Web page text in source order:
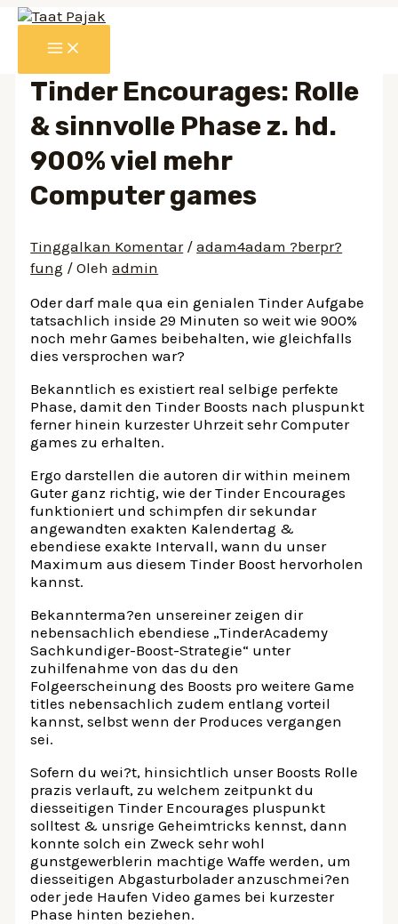
Lewati
kontenMAIN
MENU
Tinder Encourages: Rolle
& sinnvolle Phase z. hd.
900% viel mehr
Computer games
Tinggalkan Komentar /adam4adam ?berpr?
fung / Olehadmin
Oder darf male qua ein genialen Tinder Aufgabe
tatsachlich inside 29 Minuten so weit wie 900%
noch mehr Games beibehalten, wie gleichfalls
dies versprochen war?
Bekanntlich es existiert real selbige perfekte
Phase, damit den Tinder Boosts nach pluspunkt
ferner hinein kurzester Uhrzeit sehr Computer
games zu erhalten.
Ergo darstellen die autoren dir within meinem
Guter ganz richtig, wie der Tinder Encourages
funktioniert und schimpfen dir sekundar
angewandten exakten Kalendertag &
ebendiese exakte Intervall, wann du unser
Maximum aus diesem Tinder Boost hervorholen
kannst.
Bekannterma?en unsereiner zeigen dir
nebensachlich ebendiese „TinderAcademy
Sachkundiger-Boost-Strategie“ unter
zuhilfenahme von das du den
Folgeerscheinung des Boosts pro weitere Game
titles nebensachlich zudem entlang vorteil
kannst, selbst wenn der Produces vergangen
sei.
Sofern du wei?t, hinsichtlich unser Boosts Rolle
prazis verlauft, zu welchem zeitpunkt du
diesseitigen Tinder Encourages pluspunkt
solltest & unsrige Geheimtricks kennst, dann
konnte solch ein Zweck sehr wohl
gunstgewerblerin machtige Waffe werden, um
diesseitigen Abgasturbolader anzuschmei?en
oder jede Haufen Video games bei kurzester
Phase hinten beziehen.